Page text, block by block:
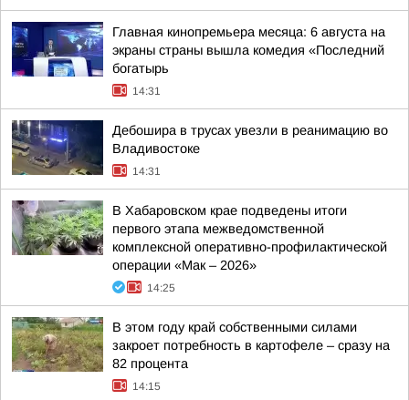
Главная кинопремьера месяца: 6 августа на
экраны страны вышла комедия «Последний
богатырь
14:31
Дебошира в трусах увезли в реанимацию во
Владивостоке
14:31
В Хабаровском крае подведены итоги
первого этапа межведомственной
комплексной оперативно-профилактической
операции «Мак – 2026»
14:25
В этом году край собственными силами
закроет потребность в картофеле – сразу на
82 процента
14:15